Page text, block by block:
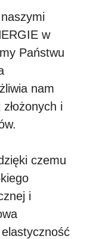
w
Państwu
nam
i
czemu
i